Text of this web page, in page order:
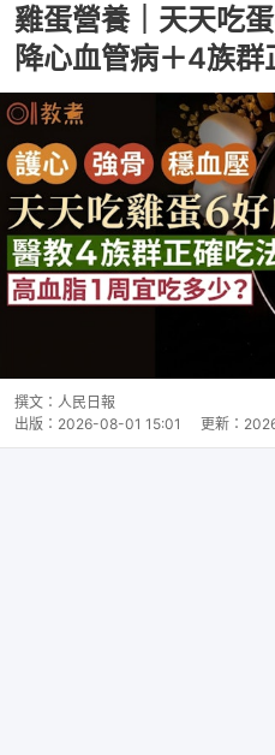
雞蛋營養｜天天吃
降心血管病＋4族群
撰文： 人民日報
出版： 2026-08-01 15:01 更新：